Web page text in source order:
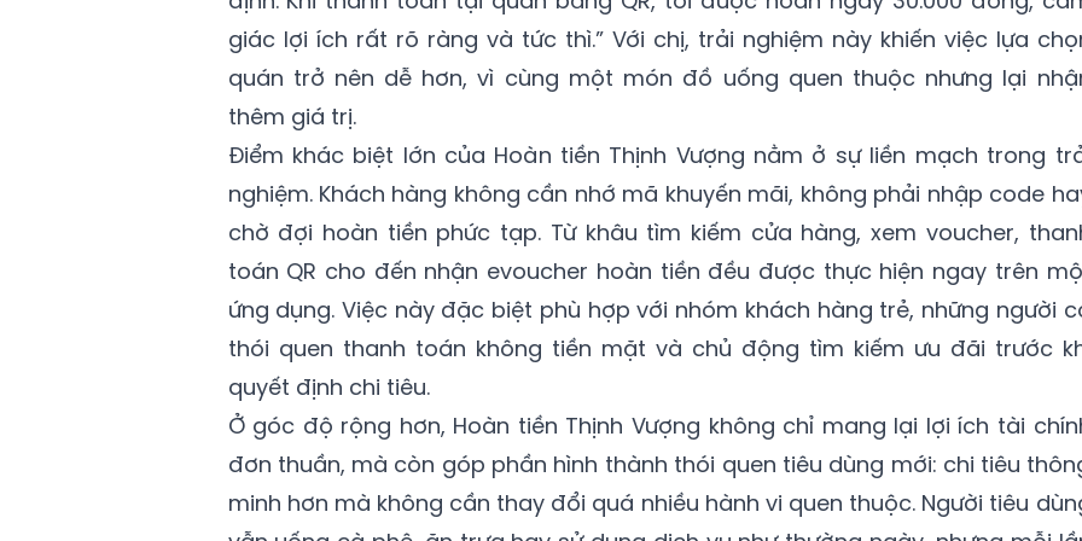
giác lợi ích rất rõ ràng và tức thì.” Với chị, trải nghiệm này khiến việc lựa
quán trở nên dễ hơn, vì cùng một món đồ uống quen thuộc nhưng lại
thêm giá trị.
Điểm khác biệt lớn của Hoàn tiền Thịnh Vượng nằm ở sự liền mạch trong
nghiệm. Khách hàng không cần nhớ mã khuyến mãi, không phải nhập code
chờ đợi hoàn tiền phức tạp. Từ khâu tìm kiếm cửa hàng, xem voucher,
toán QR cho đến nhận evoucher hoàn tiền đều được thực hiện ngay trên
ứng dụng. Việc này đặc biệt phù hợp với nhóm khách hàng trẻ, những người
thói quen thanh toán không tiền mặt và chủ động tìm kiếm ưu đãi trước
quyết định chi tiêu.
Ở góc độ rộng hơn, Hoàn tiền Thịnh Vượng không chỉ mang lại lợi ích tài
đơn thuần, mà còn góp phần hình thành thói quen tiêu dùng mới: chi tiêu
minh hơn mà không cần thay đổi quá nhiều hành vi quen thuộc. Người tiêu